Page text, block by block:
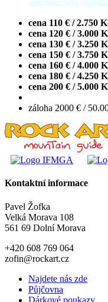
automatickou
cena 110 € / 2.750
cena 120 € / 3.000
cena 130 € / 3.250
cena 150 € / 3.750
cena 160 € / 4.000
cena 180 € / 4.250
cena 200 € / 5.000
záloha 2000 € /
Kontaktní informace
Pavel Žofka
Velká Morava 108
561 69 Dolní Morava
+420 608 769 064
zofin@rockart.cz
Najdete nás zde
Půjčovna
Dárkové poukazy